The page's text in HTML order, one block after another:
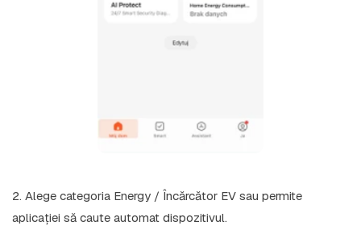
2. Alege categoria Energy / Încărcător EV sau permite
aplicației să caute automat dispozitivul.